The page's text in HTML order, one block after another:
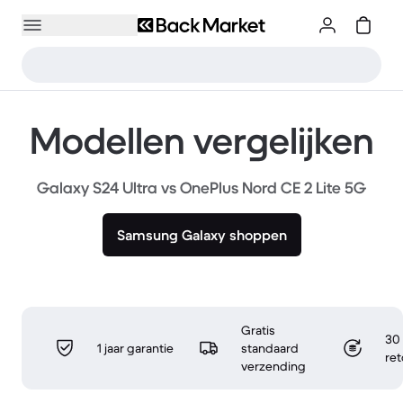
Modellen vergelijken
Galaxy S24 Ultra vs OnePlus Nord CE 2 Lite 5G
Samsung Galaxy shoppen
1 jaar garantie
Gratis
standaard
verzending
30